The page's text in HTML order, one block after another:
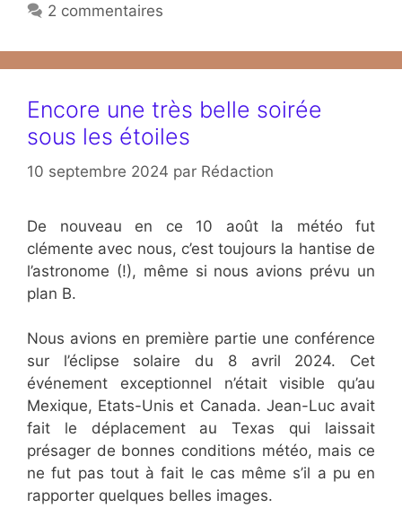
2 commentaires
Encore une très belle soirée
sous les étoiles
10 septembre 2024 par Rédaction
De nouveau en ce 10 août la météo fut
clémente avec nous, c’est toujours la hantise de
l’astronome (!), même si nous avions prévu un
plan B.
Nous avions en première partie une conférence
sur l’éclipse solaire du 8 avril 2024. Cet
événement exceptionnel n’était visible qu’au
Mexique, Etats-Unis et Canada. Jean-Luc avait
fait le déplacement au Texas qui laissait
présager de bonnes conditions météo, mais ce
ne fut pas tout à fait le cas même s’il a pu en
rapporter quelques belles images.